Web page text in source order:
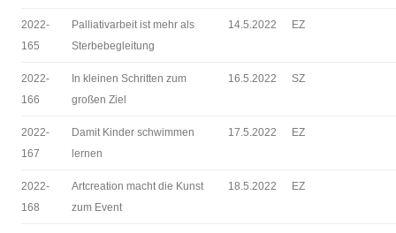
2022-
165
Palliativarbeit ist mehr als
Sterbebegleitung
14.5.2022 EZ
2022-
166
In kleinen Schritten zum
großen Ziel
16.5.2022 SZ
2022-
167
Damit Kinder schwimmen
lernen
17.5.2022 EZ
2022-
168
Artcreation macht die Kunst
zum Event
18.5.2022 EZ